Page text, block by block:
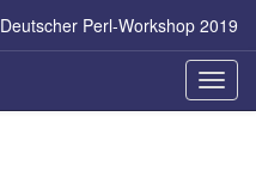
Deutscher Perl-Workshop 2019
ein-/